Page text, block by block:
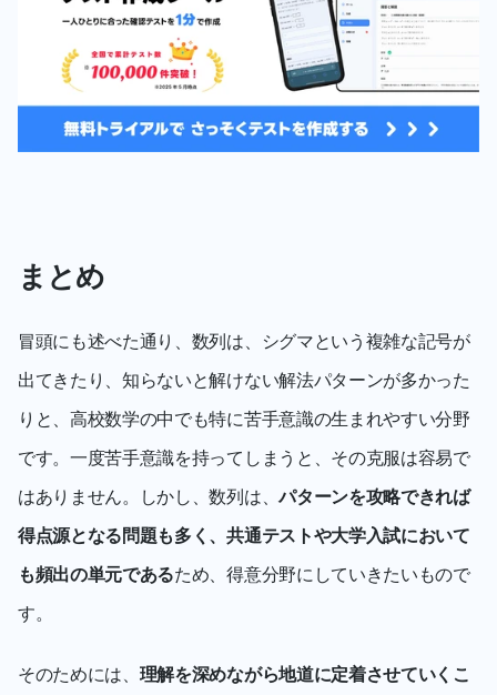
まとめ
冒頭にも述べた通り、数列は、シグマという複雑な記号が
出てきたり、知らないと解けない解法パターンが多かった
りと、高校数学の中でも特に苦手意識の生まれやすい分野
です。一度苦手意識を持ってしまうと、その克服は容易で
はありません。しかし、数列は、パターンを攻略できれば
得点源となる問題も多く、共通テストや大学入試において
も頻出の単元であるため、得意分野にしていきたいもので
す。
そのためには、 理解を深めながら地道に定着させていくこ